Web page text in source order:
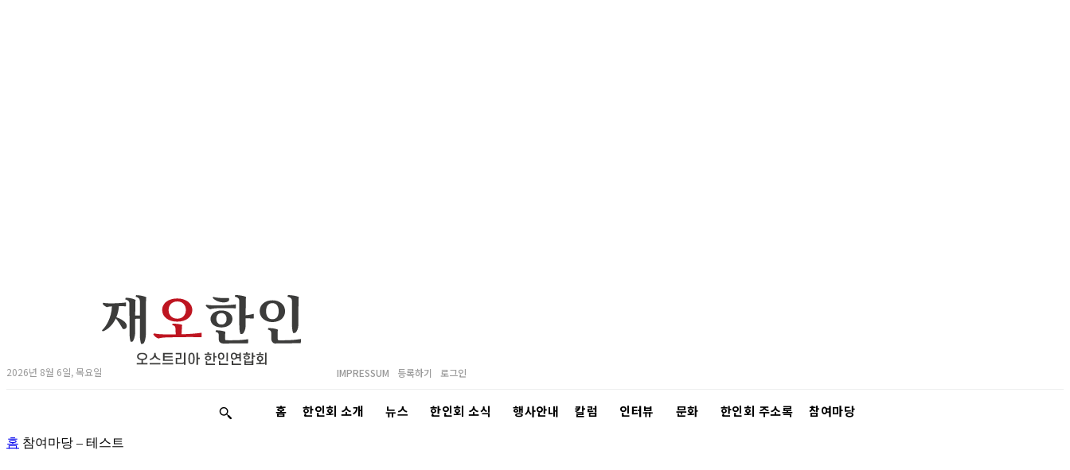
2026년 8월 6일, 목요일 IMPRESSUM 등록하기 로그인
홈 한인회 소개 뉴스 한인회 소식 행사안내 칼럼 인터뷰 문화 한인회 주소록 참여마당
홈 참여마당 – 테스트